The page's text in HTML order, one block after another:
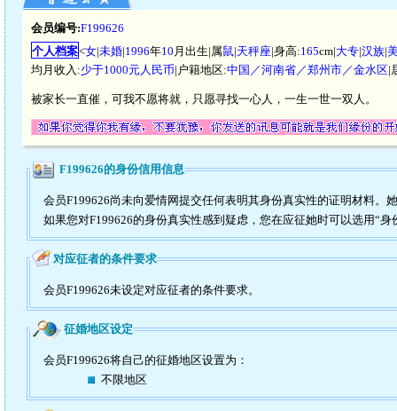
会员编号:F199626
个人档案<女|未婚|1996年10 月出生|属鼠|天秤座|身高:165cm|大专|汉族|
均月收入:少于1000元人民币|户籍地区:中国／河南省／郑州市／金水区|
被家长一直催，可我不愿将就，只愿寻找一心人，一生一世一双人。
F199626的身份信用信息
会员F199626尚未向爱情网提交任何表明其身份真实性的证明材料。
如果您对F199626的身份真实性感到疑虑，您在应征她时可以选用“身
对应征者的条件要求
会员F199626未设定对应征者的条件要求。
征婚地区设定
会员F199626将自己的征婚地区设置为：
不限地区